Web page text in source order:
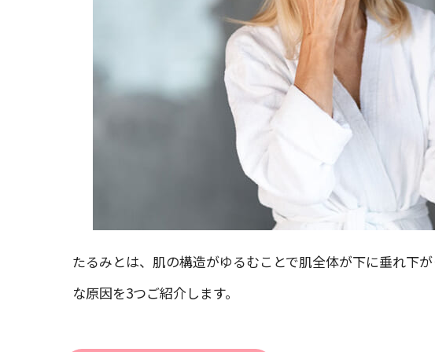
たるみとは、肌の構造がゆるむことで肌全体が下に垂れ下
な原因を3つご紹介します。